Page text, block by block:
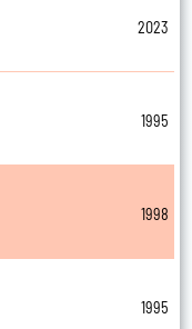
2023
1995
1998
1995